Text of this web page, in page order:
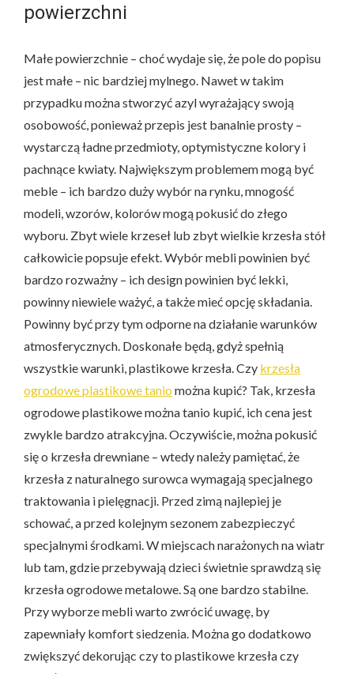
powierzchni
Małe powierzchnie – choć wydaje się, że pole do popisu
jest małe – nic bardziej mylnego. Nawet w takim
przypadku można stworzyć azyl wyrażający swoją
osobowość, ponieważ przepis jest banalnie prosty –
wystarczą ładne przedmioty, optymistyczne kolory i
pachnące kwiaty. Największym problemem mogą być
meble – ich bardzo duży wybór na rynku, mnogość
modeli, wzorów, kolorów mogą pokusić do złego
wyboru. Zbyt wiele krzeseł lub zbyt wielkie krzesła stół
całkowicie popsuje efekt. Wybór mebli powinien być
bardzo rozważny – ich design powinien być lekki,
powinny niewiele ważyć, a także mieć opcję składania.
Powinny być przy tym odporne na działanie warunków
atmosferycznych. Doskonałe będą, gdyż spełnią
wszystkie warunki, plastikowe krzesła. Czy krzesła
ogrodowe plastikowe tanio można kupić? Tak, krzesła
ogrodowe plastikowe można tanio kupić, ich cena jest
zwykle bardzo atrakcyjna. Oczywiście, można pokusić
się o krzesła drewniane – wtedy należy pamiętać, że
krzesła z naturalnego surowca wymagają specjalnego
traktowania i pielęgnacji. Przed zimą najlepiej je
schować, a przed kolejnym sezonem zabezpieczyć
specjalnymi środkami. W miejscach narażonych na wiatr
lub tam, gdzie przebywają dzieci świetnie sprawdzą się
krzesła ogrodowe metalowe. Są one bardzo stabilne.
Przy wyborze mebli warto zwrócić uwagę, by
zapewniały komfort siedzenia. Można go dodatkowo
zwiększyć dekorując czy to plastikowe krzesła czy